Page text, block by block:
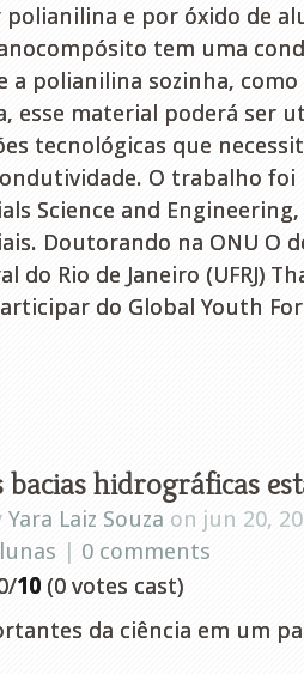
e por óxido de
tem uma
a polianilina sozinha,
esse material poderá ser
tecnológicas que
O trabalho
Science and
Doutorando na ONU O
do Rio de Janeiro (UFRJ)
do Global Youth
bacias hidrográficas
Yara Laiz Souza on jun 20,
| 0 comments
10 (0 votes cast)
da ciência em um